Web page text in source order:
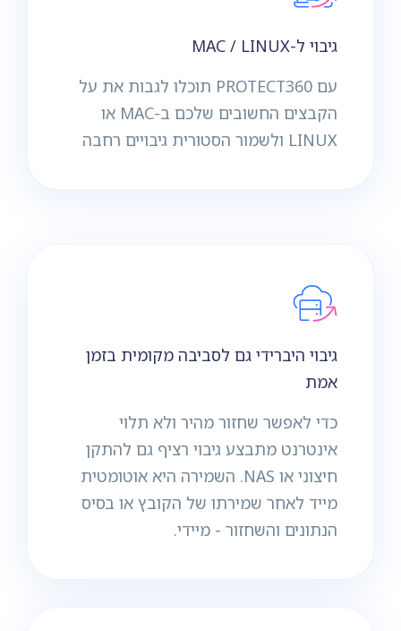
גיבוי ל-MAC / LINUX
עם PROTECT360 תוכלו לגבות את על
הקבצים החשובים שלכם ב-MAC או
LINUX ולשמור הסטורית גיבויים רחבה
גיבוי היברידי גם לסביבה מקומית בזמן
אמת
כדי לאפשר שחזור מהיר ולא תלוי
אינטרנט מתבצע גיבוי רציף גם להתקן
חיצוני או NAS. השמירה היא אוטומטית
מייד לאחר שמירתו של הקובץ או בסיס
הנתונים והשחזור - מיידי.